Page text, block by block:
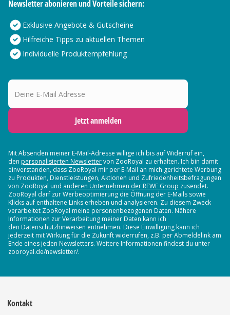
Newsletter abonieren und Vorteile sichern:
Exklusive Angebote & Gutscheine
Hilfreiche Tipps zu aktuellen Themen
Individuelle Produktempfehlung
Deine E-Mail Adresse
Jetzt anmelden
Mit Absenden meiner E-Mail-Adresse willige ich bis auf Widerruf ein,
den personalisierten Newslettervon ZooRoyal zu erhalten. Ich bin damit
einverstanden, dass ZooRoyal mir per E-Mail an mich gerichtete Werbung
zu Produkten, Dienstleistungen, Aktionen und Zufriedenheitsbefragungen
von ZooRoyal und anderen Unternehmen der REWE Group zusendet.
ZooRoyal darf zur Werbeoptimierung die Öffnung der E-Mails sowie
Klicks auf enthaltene Links erheben und analysieren. Zu diesem Zweck
verarbeitet ZooRoyal meine personenbezogenen Daten. Nähere
Informationen zur Verarbeitung meiner Daten kann ich
den Datenschutzhinweisen entnehmen. Diese Einwilligung kann ich
jederzeit mit Wirkung für die Zukunft widerrufen, z.B. per Abmeldelink am
Ende eines jeden Newsletters. Weitere Informationen findest du unter
zooroyal.de/newsletter/.
Kontakt